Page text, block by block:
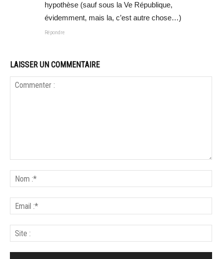
hypothèse (sauf sous la Ve République,
évidemment, mais la, c’est autre chose…)
Répondre
LAISSER UN COMMENTAIRE